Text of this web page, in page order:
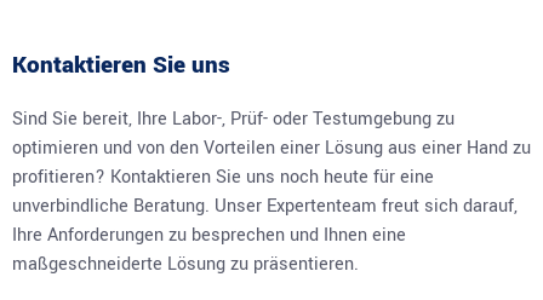
Kontaktieren Sie uns
Sind Sie bereit, Ihre Labor-, Prüf- oder Testumgebung zu
optimieren und von den Vorteilen einer Lösung aus einer Hand zu
profitieren? Kontaktieren Sie uns noch heute für eine
unverbindliche Beratung. Unser Expertenteam freut sich darauf,
Ihre Anforderungen zu besprechen und Ihnen eine
maßgeschneiderte Lösung zu präsentieren.